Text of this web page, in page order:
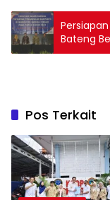
Bateng
Bangka
Pos Terkait